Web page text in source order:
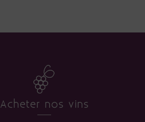
Acheter nos vins